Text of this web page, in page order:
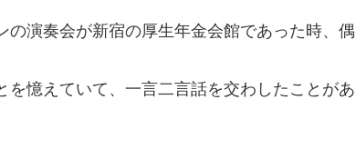
の演奏会が新宿の厚生年金会館であった時、 偶
を憶えていて、一言二言話を交わしたことがあ